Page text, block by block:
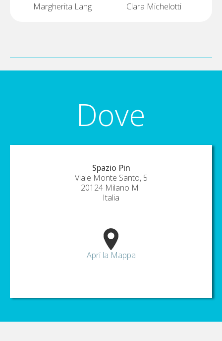
Margherita Lang Clara Michelotti
Dove
Spazio Pin
Viale Monte Santo, 5
20124 Milano MI
Italia
Apri la Mappa